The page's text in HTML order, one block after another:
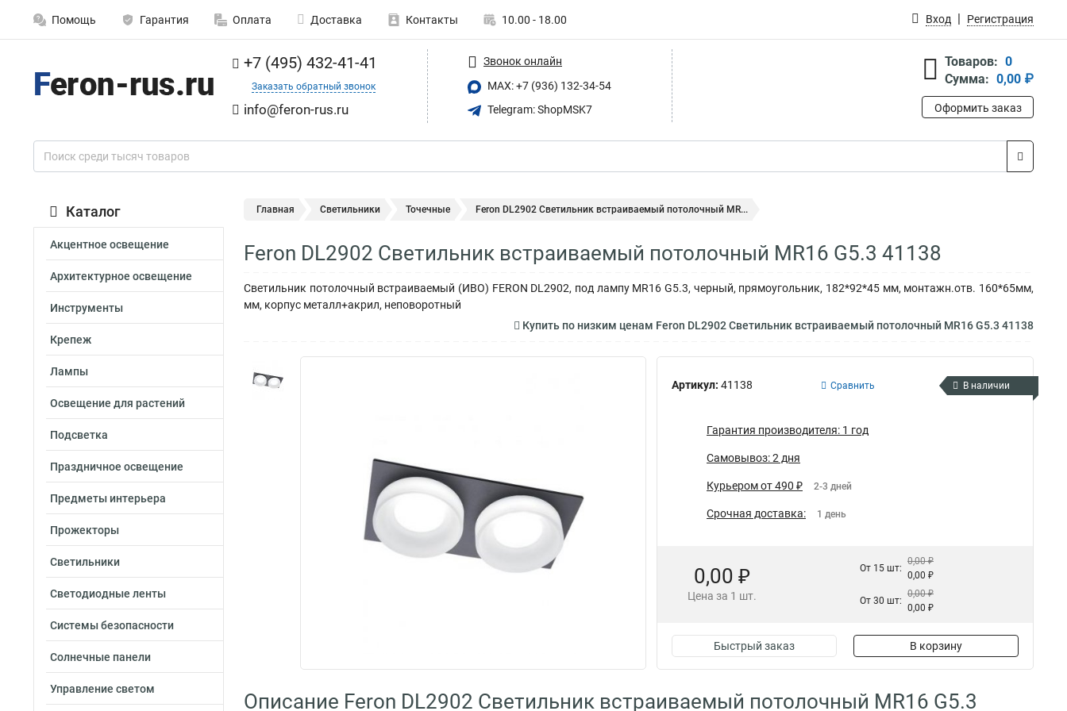
Помощь Гарантия Оплата Доставка Контакты 10.00 - 18.00 Вход Регистрация
+7 (495) 432-41-41
Заказать обратный звонок
info@feron-rus.ru
Звонок онлайн
MAX: +7 (936) 132-34-54
Telegram: ShopMSK7
Товаров: 0
Сумма: 0,00 ₽
Оформить заказ
Каталог
Акцентное освещение
Архитектурное освещение
Инструменты
Крепеж
Лампы
Освещение для растений
Подсветка
Праздничное освещение
Предметы интерьера
Прожекторы
Светильники
Светодиодные ленты
Системы безопасности
Солнечные панели
Управление светом
Главная Светильники Точечные Feron DL2902 Светильник встраиваемый потолочный MR...
Feron DL2902 Светильник встраиваемый потолочный MR16 G5.3 41138
Светильник потолочный встраиваемый (ИВО) FERON DL2902, под лампу MR16 G5.3, черный, прямоугольник, 182*92*45 мм, монтажн.отв. 160*65мм,
мм, корпус металл+акрил, неповоротный
Купить по низким ценам Feron DL2902 Светильник встраиваемый потолочный MR16 G5.3 41138
Артикул: 41138 Сравнить В наличии
Гарантия производителя: 1 год
Самовывоз: 2 дня
Курьером от 490 ₽ 2-3 дней
Срочная доставка: 1 день
0,00 ₽
Цена за 1 шт.
От 15 шт:
0,00 ₽
0,00 ₽
От 30 шт:
0,00 ₽
0,00 ₽
Быстрый заказ В корзину
Описание Feron DL2902 Светильник встраиваемый потолочный MR16 G5.3